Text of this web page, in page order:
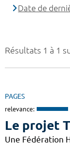
Résultats 1 à 1
PAGES
relevance:
Le projet
Une Fédération
Date de